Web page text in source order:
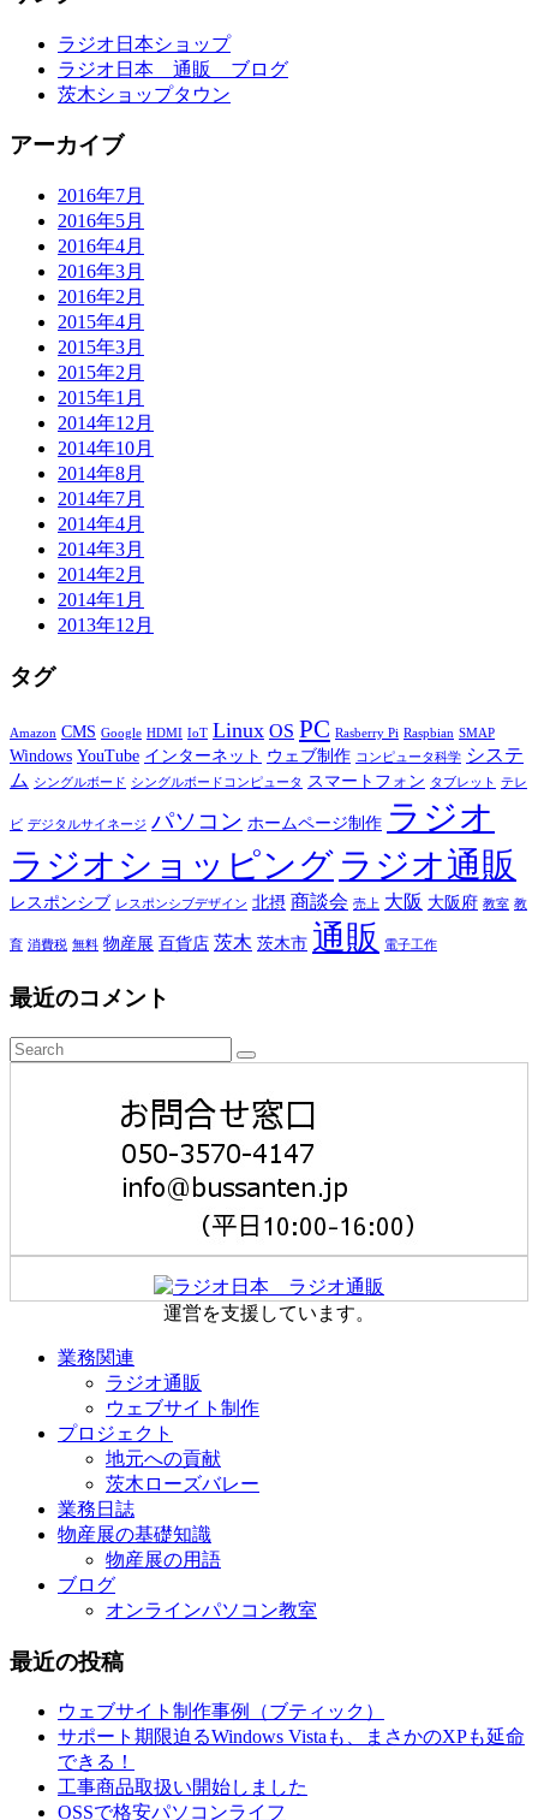
ラジオ日本ショップ
ラジオ日本 通販 ブログ
茨木ショップタウン
アーカイブ
2016年7月
2016年5月
2016年4月
2016年3月
2016年2月
2015年4月
2015年3月
2015年2月
2015年1月
2014年12月
2014年10月
2014年8月
2014年7月
2014年4月
2014年3月
2014年2月
2014年1月
2013年12月
タグ
Amazon CMS Google HDMI IoT Linux OS PC Rasberry Pi Raspbian SMAP
Windows YouTube インターネット ウェブ制作 コンピュータ科学 システ
ム
シングルボード シングルボードコンピュータ スマートフォン タブレット テレ
ビ デジタルサイネージ パソコン ホームページ制作 ラジオ
ラジオショッピング ラジオ通販
レスポンシブ レスポンシブデザイン 北摂 商談会 売上 大阪 大阪府 教室 教
育 消費税 無料 物産展 百貨店 茨木 茨木市 通販 電子工作
最近のコメント
運営を支援しています。
業務関連
ラジオ通販
ウェブサイト制作
プロジェクト
地元への貢献
茨木ローズバレー
業務日誌
物産展の基礎知識
物産展の用語
ブログ
オンラインパソコン教室
最近の投稿
ウェブサイト制作事例（ブティック）
サポート期限迫るWindows Vistaも、まさかのXPも延命
できる！
工事商品取扱い開始しました
OSSで格安パソコンライフ